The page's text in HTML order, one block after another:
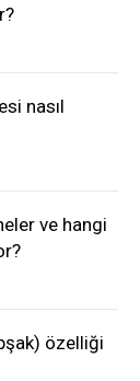
nasıl
ve hangi
özelliği